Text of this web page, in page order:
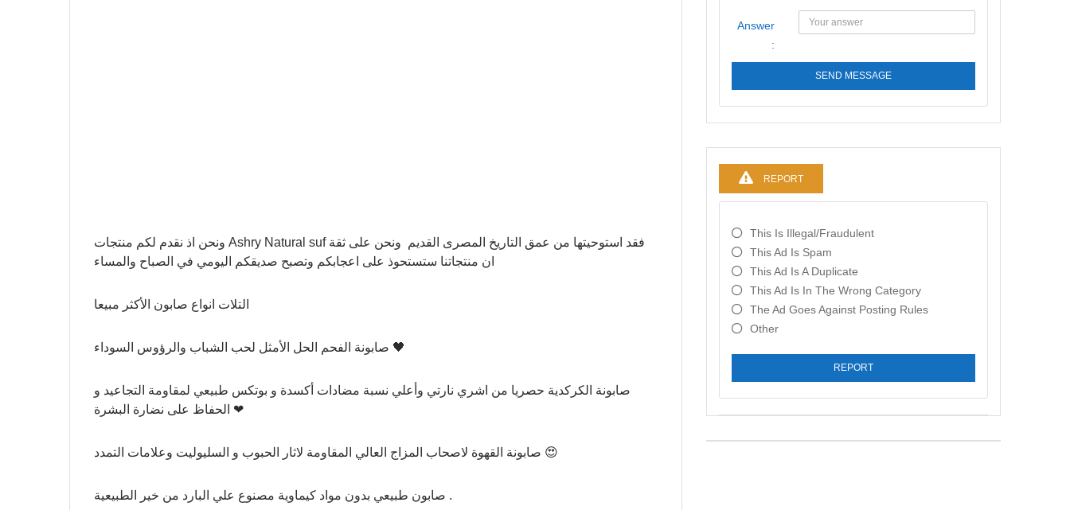
ونحن اذ نقدم لكم منتجات Ashry Natural suf فقد استوحيتها من عمق التاريخ المصرى القديم ونحن على ثقة
ان منتجاتنا ستستحوذ على اعجابكم وتصبح صديقكم اليومي في الصباح والمساء
التلات انواع صابون الأكثر مبيعا
صابونة الفحم الحل الأمثل لحب الشباب والرؤوس السوداء 🖤
صابونة الكركدية حصريا من اشري نارتي وأعلي نسبة مضادات أكسدة و بوتكس طبيعي لمقاومة التجاعيد و
الحفاظ على نضارة البشرة ❤
صابونة القهوة لاصحاب المزاج العالي المقاومة لاثار الحبوب و السليوليت وعلامات التمدد 😍
صابون طبيعي بدون مواد كيماوية مصنوع علي البارد من خير الطبيعية .
Answer
:
SEND MESSAGE
REPORT
This Is Illegal/fraudulent
This Ad Is Spam
This Ad Is A Duplicate
This Ad Is In The Wrong Category
The Ad Goes Against Posting Rules
Other
REPORT